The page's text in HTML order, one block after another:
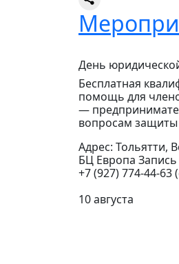
День
Бесплатная
помощь для
—
вопросам защиты
Адрес: Тольятти,
БЦ Европа
+7 (927) 774-44-63
10 августа